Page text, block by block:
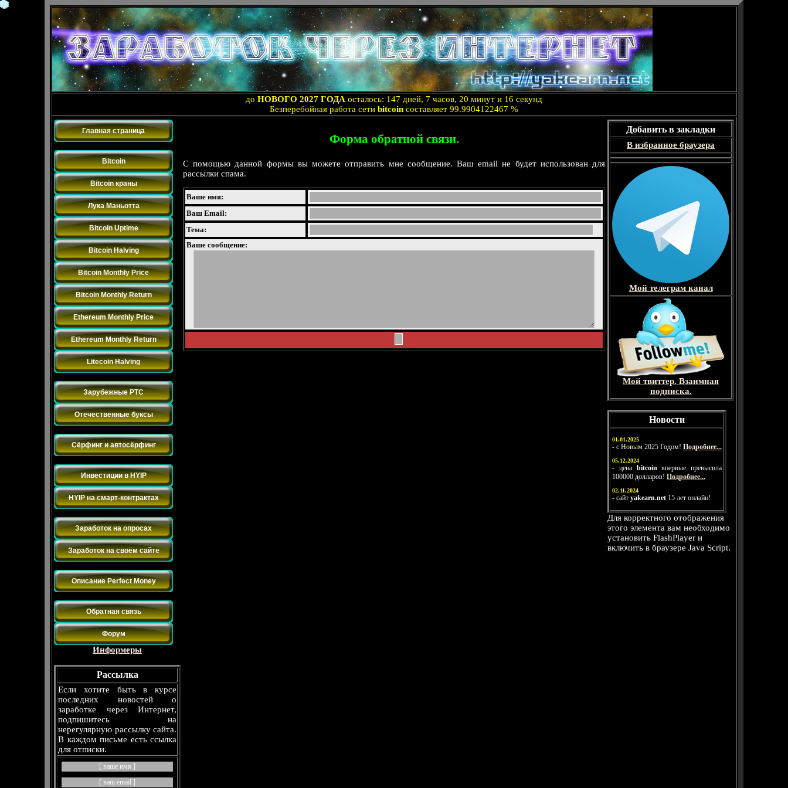
до НОВОГО 2027 ГОДА осталось: 147 дней, 7 часов, 20 минут и 16 секунд
Безперебойная работа сети bitcoin составляет 99.9904122467 %
Главная страница
Bitcoin
Bitcoin краны
Лука Маньотта
Bitcoin Uptime
Bitcoin Halving
Bitcoin Monthly Price
Bitcoin Monthly Return
Ethereum Monthly Price
Ethereum Monthly Return
Litecoin Halving
Зарубежные PTC
Отечественные буксы
Сёрфинг и автосёрфинг
Инвестиции в HYIP
HYIP на смарт-контрактах
Заработок на опросах
Заработок на своём сайте
Описание Perfect Money
Обратная связь
Форум
Информеры
Рассылка
Если хотите быть в курсе
последних новостей о
заработке через Интернет,
подпишитесь на
нерегулярную рассылку сайта.
В каждом письме есть ссылка
для отписки.
Форма обратной связи.
С помощью данной формы вы можете отправить мне сообщение. Ваш email не будет использован для
рассылки спама.
Ваше имя:
Ваш Email:
Тема:
Ваше сообщение:
Добавить в закладки
В избранное браузера
Мой телеграм канал
Мой твиттер. Взаимная
подписка.
Новости
01.01.2025
- с Новым 2025 Годом! Подробнее...
05.12.2024
- цена bitcoinвпервые превысила
100000 долларов! Подробнее...
02.11.2024
- сайт yakearn.net 15 лет онлайн!
Для корректного отображения
этого элемента вам необходимо
установить FlashPlayer и
включить в браузере Java Script.